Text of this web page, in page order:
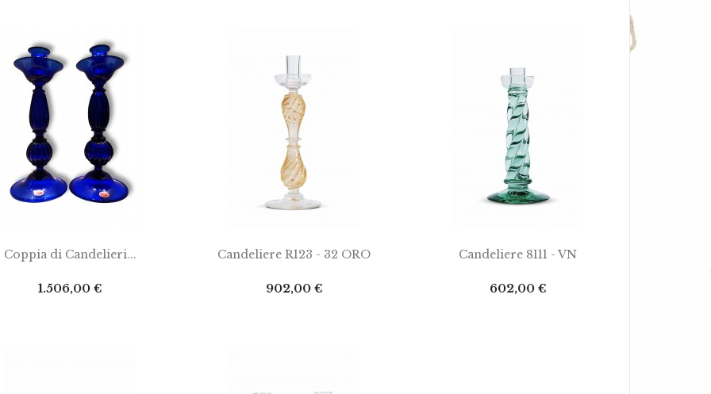
AL CARRELLO
Coppia di Candelieri...
Prezzo
1.506,00 €
AGGIUNGI AL CARRELLO
Candeliere R123 - 32 ORO
Prezzo
902,00 €
AGGIUNGI AL CARRELLO
Candeliere 8111 - VN
Prezzo
602,00 €